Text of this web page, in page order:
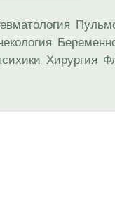
Хирургия